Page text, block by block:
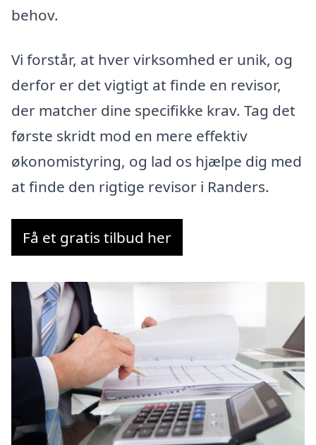
behov.
Vi forstår, at hver virksomhed er unik, og
derfor er det vigtigt at finde en revisor,
der matcher dine specifikke krav. Tag det
første skridt mod en mere effektiv
økonomistyring, og lad os hjælpe dig med
at finde den rigtige revisor i Randers.
Få et gratis tilbud her